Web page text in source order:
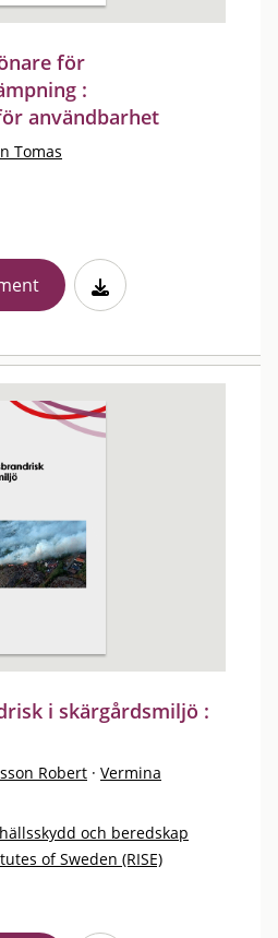
för
:
användbarhet
Tomas
i skärgårdsmiljö :
Robert · Vermina
och beredskap
of Sweden (RISE)